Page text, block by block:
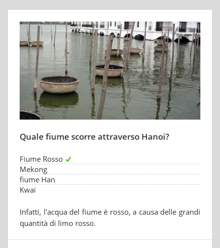
Quale fiume scorre attraverso Hanoi?
Fiume Rosso
Mekong
fiume Han
Kwai
Infatti, l'acqua del fiume è rosso, a causa delle grandi
quantità di limo rosso.